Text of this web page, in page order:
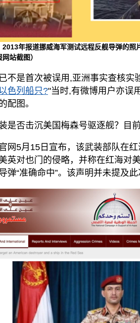
2013年报道挪威海军测试远程反舰导弹的
站截图）
不是首次被误用,亚洲事实查核实
色列船只?"当时,有微博用户亦误
配图。
是否击沉美国梅森号驱逐舰？目
网5月15日宣布，该武装部队在
英对也门的侵略，并称在红海对
弹“准确命中”。该声明并未提及此